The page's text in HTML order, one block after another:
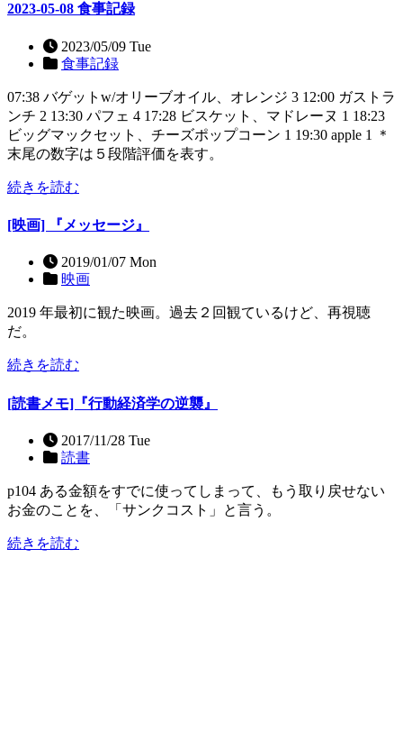
2023-05-08 食事記録
2023/05/09 Tue
食事記録
07:38 バゲットw/オリーブオイル、オレンジ 3 12:00 ガストラ
ンチ 2 13:30 パフェ 4 17:28 ビスケット、マドレーヌ 1 18:23
ビッグマックセット、チーズポップコーン 1 19:30 apple 1 ＊
末尾の数字は５段階評価を表す。
続きを読む
[映画] 『メッセージ』
2019/01/07 Mon
映画
2019 年最初に観た映画。過去２回観ているけど、再視聴
だ。
続きを読む
[読書メモ]『行動経済学の逆襲』
2017/11/28 Tue
読書
p104 ある金額をすでに使ってしまって、もう取り戻せない
お金のことを、「サンクコスト」と言う。
続きを読む